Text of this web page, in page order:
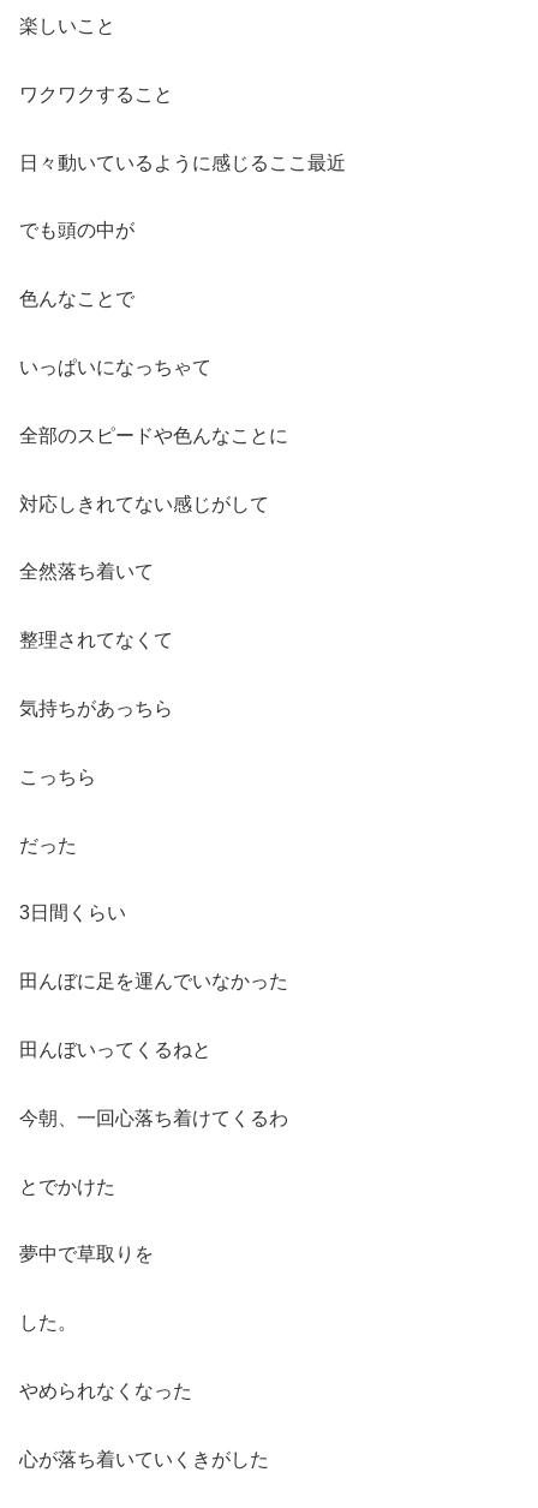
楽しいこと
ワクワクすること
日々動いているように感じるここ最近
でも頭の中が
色んなことで
いっぱいになっちゃて
全部のスピードや色んなことに
対応しきれてない感じがして
全然落ち着いて
整理されてなくて
気持ちがあっちら
こっちら
だった
3日間くらい
田んぼに足を運んでいなかった
田んぼいってくるねと
今朝、一回心落ち着けてくるわ
とでかけた
夢中で草取りを
した。
やめられなくなった
心が落ち着いていくきがした